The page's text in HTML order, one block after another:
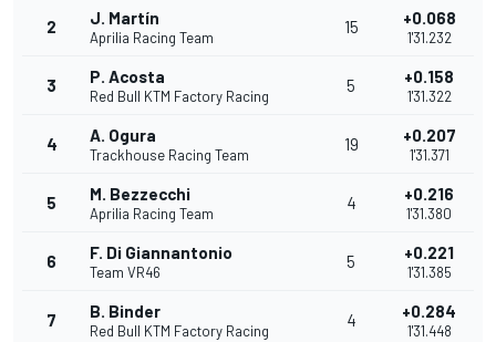
2 J. Martín
Aprilia Racing Team
15 +0.068
1'31.232
3 P. Acosta
Red Bull KTM Factory Racing
5 +0.158
1'31.322
4 A. Ogura
Trackhouse Racing Team
19 +0.207
1'31.371
5 M. Bezzecchi
Aprilia Racing Team
4 +0.216
1'31.380
6 F. Di Giannantonio
Team VR46
5 +0.221
1'31.385
7 B. Binder
Red Bull KTM Factory Racing
4 +0.284
1'31.448